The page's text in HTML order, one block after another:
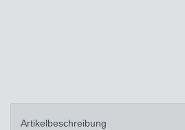
Artikelbeschreibung